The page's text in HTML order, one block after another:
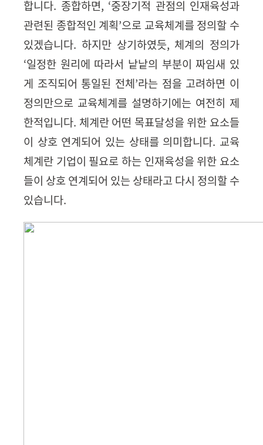
합니다. 종합하면, ‘중장기적 관점의 인재육성과
관련된 종합적인 계획’으로 교육체계를 정의할 수
있겠습니다. 하지만 상기하였듯, 체계의 정의가
‘일정한 원리에 따라서 낱낱의 부분이 짜임새 있
게 조직되어 통일된 전체’라는 점을 고려하면 이
정의만으로 교육체계를 설명하기에는 여전히 제
한적입니다. 체계란 어떤 목표달성을 위한 요소들
이 상호 연계되어 있는 상태를 의미합니다. 교육
체계란 기업이 필요로 하는 인재육성을 위한 요소
들이 상호 연계되어 있는 상태라고 다시 정의할 수
있습니다.